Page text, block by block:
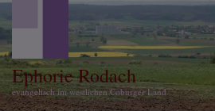
Ephorie Rodach
evangelisch im westlichen Coburger Land